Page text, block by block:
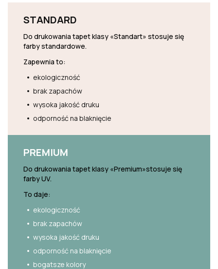
STANDARD
Do drukowania tapet klasy «Standart» stosuje się
farby standardowe.
Zapewnia to:
ekologiczność
brak zapachów
wysoka jakość druku
odporność na blaknięcie
PREMIUM
Do drukowania tapet klasy «Premium»stosuje się
farby UV.
To daje:
ekologiczność
brak zapachów
wysoka jakość druku
odporność na blaknięcie
bogatsze kolory